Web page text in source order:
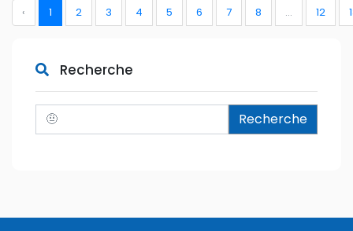
‹ 1 2 3 4 5 6 7 8 ... 12
Recherche
Recherche